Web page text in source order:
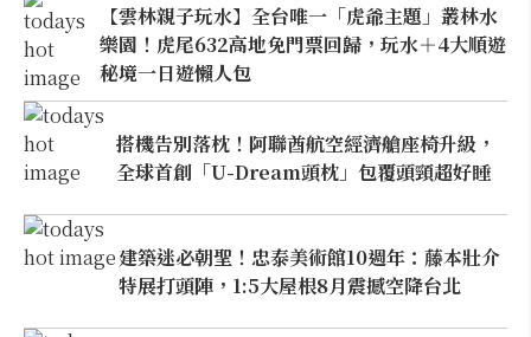
【雲林親子玩水】全台唯一「虎爺主題」叢林水
樂園！虎尾632高地免門票回歸，玩水＋4大順遊
秘境一日遊懶人包
搭機告別落枕！阿聯酋航空經濟艙座椅升級，
全球首創「U-Dream頭枕」包覆頭頸超好睡
建築迷必朝聖！忠泰美術館10週年：藤本壯介
特展打頭陣，1:5大屋根8月震撼空降台北